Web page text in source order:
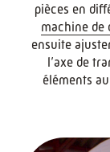
pièces en
machine de
ensuite
l’axe de
éléments